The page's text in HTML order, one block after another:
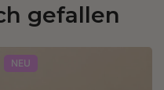
gefallen
NEU